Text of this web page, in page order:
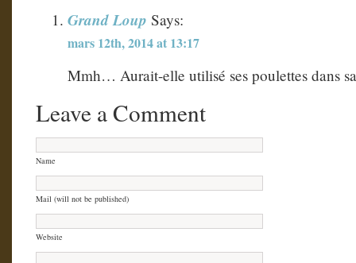
Grand Loup Says:
mars 12th, 2014 at 13:17
Mmh… Aurait-elle utilisé ses poulettes dans
Leave a Comment
Name
Mail (will not be published)
Website